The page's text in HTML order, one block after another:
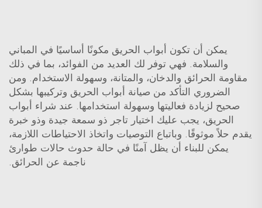
يمكن أن تكون أبواب الحريق مكونًا أساسيًا في المباني
والسلامة. فهي توفر لك العديد من الفوائد، بما في ذلك
مقاومة الحرائق والدخان، والمتانة، وسهولة الاستخدام. ومن
الضروري التأكد من صيانة أبواب الحريق وتركيبها بشكل
صحيح لزيادة فعاليتها وسهولة استخدامها. عند شراء أبواب
الحريق، يجب عليك اختيار تاجر ذو سمعة جيدة وذو خبرة
يقدم حلاً موثوقًا. وباتباع التوصيات واتخاذ الاحتياطات اللازمة،
يمكن للبناء أن يظل آمنًا في حالة حدوث حالات طوارئ
ناجمة عن الحرائق.